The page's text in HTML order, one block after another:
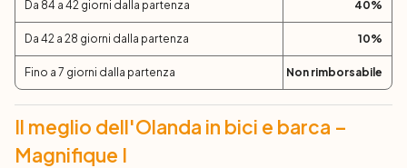
tipici paesaggi delCuore verde d’Olandacon
distese di prati verdi, piccoli canali e caratteristici
laghetti, tutto al di sotto del livello del mare!
Passata la città diLeiden, luogo natale di
Rembradte sede dell’antica università d’Olanda,
continuerete verso la destinazione finale, Oude
Watering.
Da 84 a 42 giorni dalla partenza 40%
Da 42 a 28 giorni dalla partenza 10%
Fino a 7 giorni dalla partenza Non rimborsabile
Il meglio dell'Olanda in bici e barca –
Magnifique I